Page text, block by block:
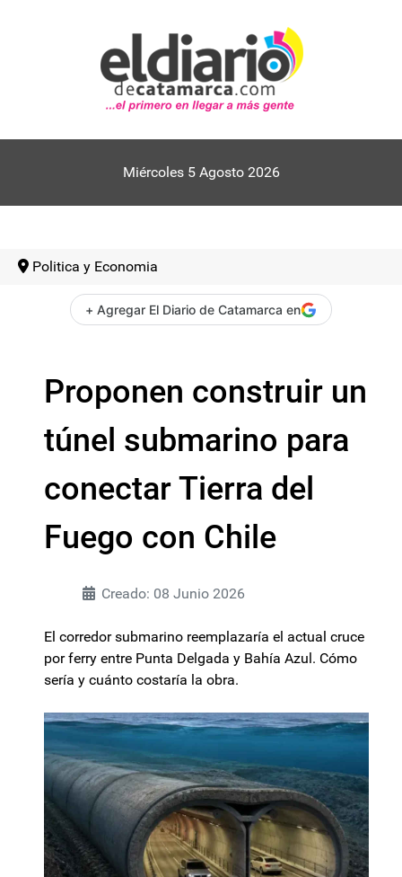
Miércoles 5 Agosto 2026
Politica y Economia
+ Agregar El Diario de Catamarca en
Proponen construir un
túnel submarino para
conectar Tierra del
Fuego con Chile
Creado: 08 Junio 2026
El corredor submarino reemplazaría el actual cruce
por ferry entre Punta Delgada y Bahía Azul. Cómo
sería y cuánto costaría la obra.